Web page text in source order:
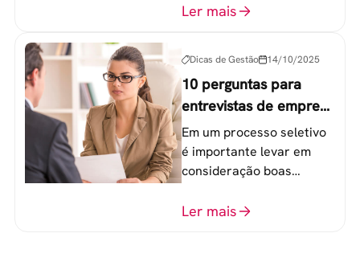
o atingimento das metas
Ler mais
Dicas de Gestão 14/10/2025
10 perguntas para
entrevistas de emprego
que recrutadores não
devem fazer
Em um processo seletivo
é importante levar em
consideração boas
o perfil do profissional e
Ler mais